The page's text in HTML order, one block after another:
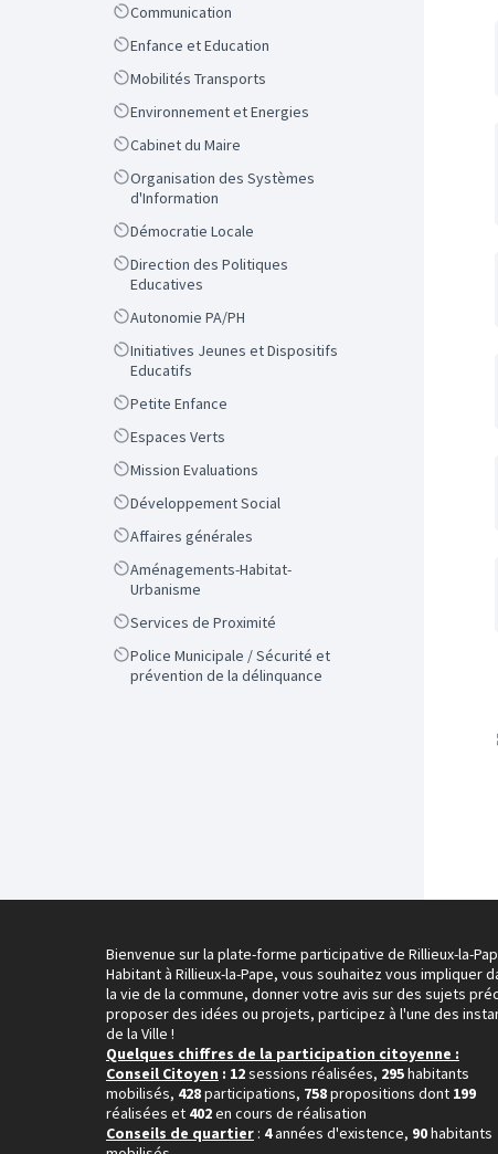
ScopeCommunication
ScopeEnfance et Education
ScopeMobilités Transports
ScopeEnvironnement et Energies
ScopeCabinet du Maire
Scope
Organisation des Systèmes
d'Information
ScopeDémocratie Locale
Scope
Direction des Politiques
Educatives
ScopeAutonomie PA/PH
Scope
Initiatives Jeunes et Dispositifs
Educatifs
ScopePetite Enfance
ScopeEspaces Verts
ScopeMission Evaluations
ScopeDéveloppement Social
ScopeAffaires générales
Scope
Aménagements-Habitat-
Urbanisme
ScopeServices de Proximité
Scope
Police Municipale / Sécurité et
prévention de la délinquance
Bienvenue sur la plate-forme participative de Rillieux-la-
Habitant à Rillieux-la-Pape, vous souhaitez vous impliquer
la vie de la commune, donner votre avis sur des sujets
proposer des idées ou projets, participez à l'une des
de la Ville !
Quelques chiffres de la participation citoyenne :
Conseil Citoyen : 12sessions réalisées, 295habitants
mobilisés, 428participations, 758propositions dont 199
réalisées et 402en cours de réalisation
Conseils de quartier : 4années d'existence, 90habitants